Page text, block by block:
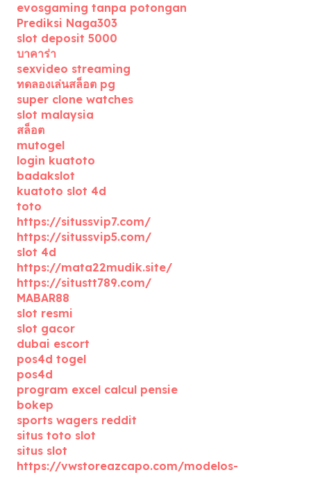
evosgaming tanpa potongan
Prediksi Naga303
slot deposit 5000
บาคาร่า
sexvideo streaming
ทดลองเล่นสล็อต pg
super clone watches
slot malaysia
สล็อต
mutogel
login kuatoto
badakslot
kuatoto slot 4d
toto
https://situssvip7.com/
https://situssvip5.com/
slot 4d
https://mata22mudik.site/
https://situstt789.com/
MABAR88
slot resmi
slot gacor
dubai escort
pos4d togel
pos4d
program excel calcul pensie
bokep
sports wagers reddit
situs toto slot
situs slot
https://vwstoreazcapo.com/modelos-